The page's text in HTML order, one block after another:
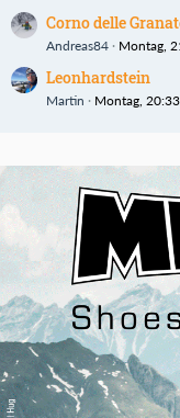
Corno delle
Andreas84 Montag,
Leonhardstein
Martin Montag, 20:33